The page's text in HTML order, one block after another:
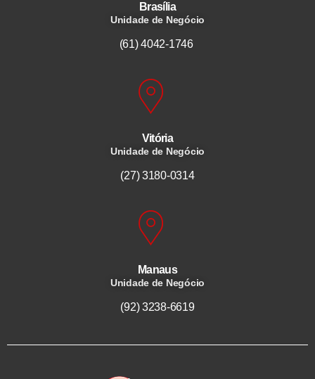
Brasília
Unidade de Negócio
(61) 4042-1746
Vitória
Unidade de Negócio
(27) 3180-0314
Manaus
Unidade de Negócio
(92) 3238-6619